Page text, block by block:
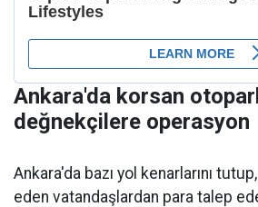
Ankara'da korsan
değnekçilere operasyon
Ankara'da bazı yol kenarlarını
eden vatandaşlardan para talep